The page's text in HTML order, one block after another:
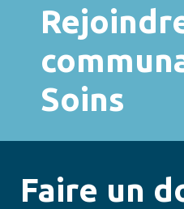
Soins
Faire un